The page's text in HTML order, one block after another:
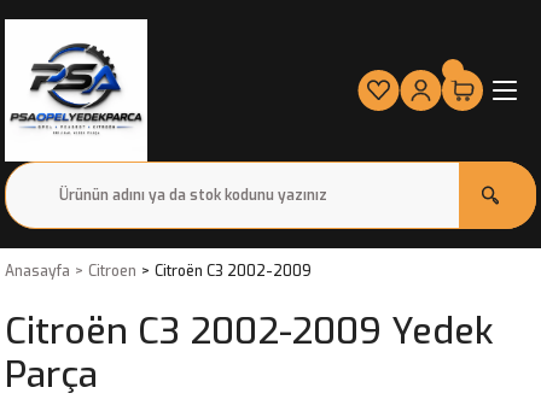
Anasayfa Citroen Citroën C3 2002-2009
Citroën C3 2002-2009 Yedek
Parça